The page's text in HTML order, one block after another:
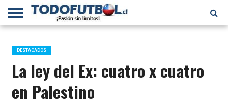
PRIMERA
B
SELECCIÓN
CHILENA
CHILENOS
EN EL
MUNDO
FÚTBOL
INTERNACIONAL
DESTACADOS
La ley del Ex: cuatro x cuatro
en Palestino